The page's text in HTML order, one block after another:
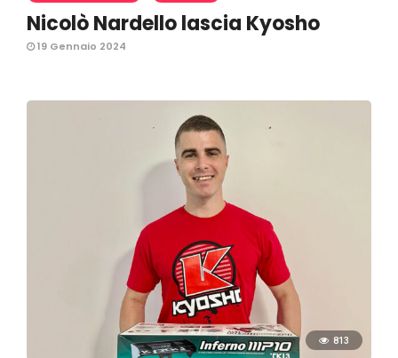
Nicolò Nardello lascia Kyosho
19 Gennaio 2024
813